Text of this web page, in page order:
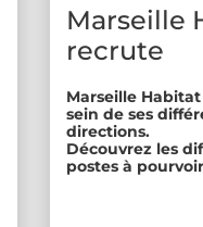
Marseille
recrute
Marseille
sein de ses
directions.
Découvrez les
postes à